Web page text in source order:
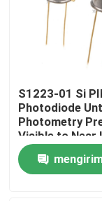
Rumah
S1223-01 Si
Photodiode
Photometry
Visible to Near